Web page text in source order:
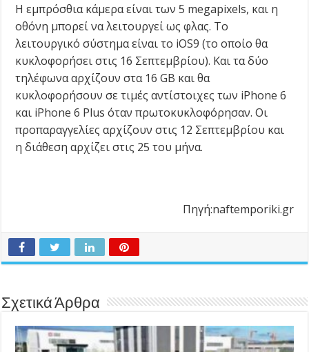
Η εμπρόσθια κάμερα είναι των 5 megapixels, και η
οθόνη μπορεί να λειτουργεί ως φλας. Το
λειτουργικό σύστημα είναι το iOS9 (το οποίο θα
κυκλοφορήσει στις 16 Σεπτεμβρίου). Και τα δύο
τηλέφωνα αρχίζουν στα 16 GB και θα
κυκλοφορήσουν σε τιμές αντίστοιχες των iPhone 6
και iPhone 6 Plus όταν πρωτοκυκλοφόρησαν. Οι
προπαραγγελίες αρχίζουν στις 12 Σεπτεμβρίου και
η διάθεση αρχίζει στις 25 του μήνα.
Πηγή:naftemporiki.gr
Σχετικά Άρθρα